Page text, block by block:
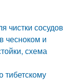
чистки сосудов
чесноком и
схема
тибетскому